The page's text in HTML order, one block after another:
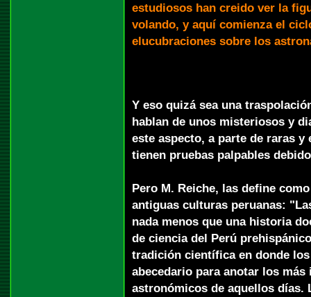
estudiosos han creido ver la
volando, y aquí comienza el
elucubraciones sobre los
Y eso quizá sea una
hablan de unos misteriosos y
este aspecto, a parte de raras
tienen pruebas palpables
Pero M. Reiche, las define
antiguas culturas peruanas:
nada menos que una historia
de ciencia del Perú
tradición científica en donde
abecedario para anotar los
astronómicos de aquellos días.